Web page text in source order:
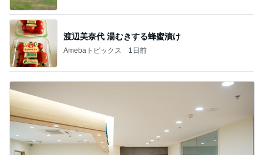
渡辺美奈代 湯むきする蜂蜜漬け
Amebaトピックス 1日前